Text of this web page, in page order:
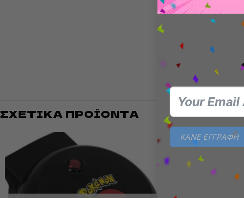
ΚΑΝΕ ΕΓΓΡΑΦΗ
Άνετη
Ιδανικές
Πρόσθεσε
ΣΧΕΤΙΚΆ ΠΡΟΪΌΝΤΑ
wishlist